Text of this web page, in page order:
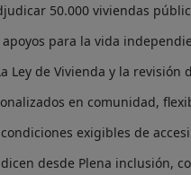
50.000 viviendas
para la vida
Ley de Vivienda y la revisión
en comunidad,
exigibles de
desde Plena inclusión,